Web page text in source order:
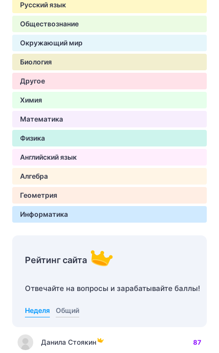
Русский язык
Обществознание
Окружающий мир
Биология
Другое
Химия
Математика
Физика
Английский язык
Алгебра
Геометрия
Информатика
Рейтинг сайта
Отвечайте на вопросы и зарабатывайте баллы!
Неделя Общий
Данила Стоякин 87